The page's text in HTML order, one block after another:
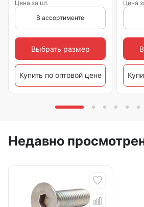
Цена за шт.
В ассортименте
Выбрать размер
Купить по оптовой цене
Цена
Недавно